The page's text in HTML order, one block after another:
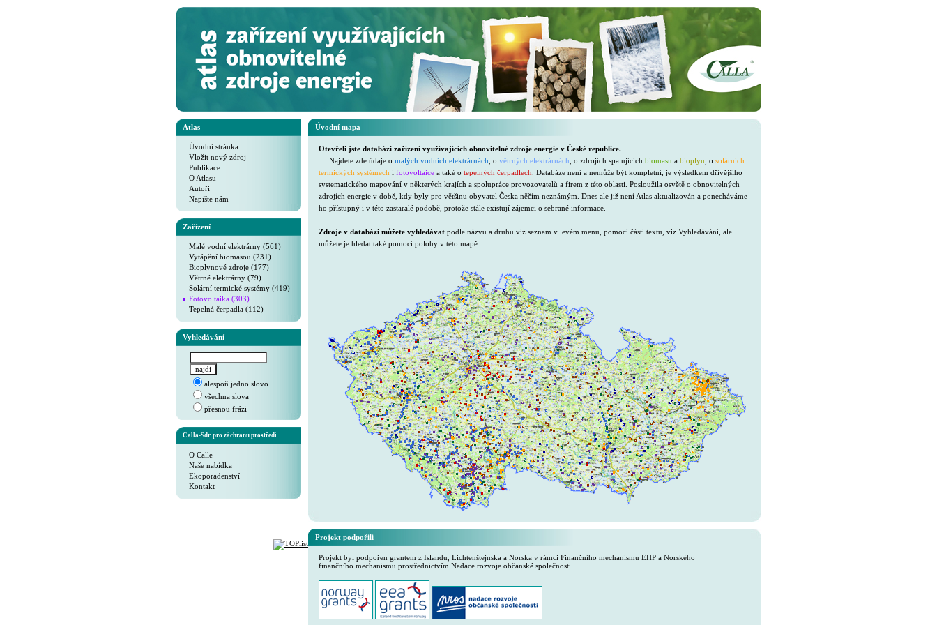
Atlas
Úvodní stránka
Vložit nový zdroj
Publikace
O Atlasu
Autoři
Napište nám
Zařízení
Malé vodní elektrárny (561)
Vytápění biomasou (231)
Bioplynové zdroje (177)
Větrné elektrárny (79)
Solární termické systémy (419)
Fotovoltaika (303)
Tepelná čerpadla (112)
Vyhledávání
alespoň jedno slovo
všechna slova
přesnou frázi
Calla-Sdr. pro záchranu prostředí
O Calle
Naše nabídka
Ekoporadenství
Kontakt
Úvodní mapa
Otevřeli jste databázi zařízení využívajících obnovitelné zdroje energie v České republice.
Najdete zde údaje o malých vodních elektrárnách , o větrných elektrárnách , o zdrojích spalujících biomasu a bioplyn , o solárních
termických systémech i fotovoltaice a také o tepelných čerpadlech . Databáze není a nemůže být kompletní, je výsledkem dřívějšího
systematického mapování v některých krajích a spolupráce provozovatelů a firem z této oblasti. Posloužila osvětě o obnovitelných
zdrojích energie v době, kdy byly pro většinu obyvatel Česka něčím neznámým. Dnes ale již není Atlas aktualizován a ponecháváme
ho přístupný i v této zastaralé podobě, protože stále existují zájemci o sebrané informace.
Zdroje v databázi můžete vyhledávat podle názvu a druhu viz seznam v levém menu, pomocí části textu, viz Vyhledávání, ale
můžete je hledat také pomocí polohy v této mapě:
Projekt podpořili
Projekt byl podpořen grantem z Islandu, Lichtenštejnska a Norska v rámci Finančního mechanismu EHP a Norského
finančního mechanismu prostřednictvím Nadace rozvoje občanské společnosti.